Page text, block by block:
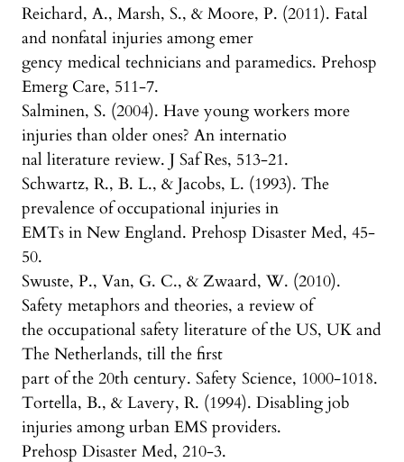
Reichard, A., Marsh, S., & Moore, P. (2011). Fatal
and nonfatal injuries among emer
gency medical technicians and paramedics. Prehosp
Emerg Care, 511-7.
Salminen, S. (2004). Have young workers more
injuries than older ones? An internatio
nal literature review. J Saf Res, 513-21.
Schwartz, R., B. L., & Jacobs, L. (1993). The
prevalence of occupational injuries in
EMTs in New England. Prehosp Disaster Med, 45-
50.
Swuste, P., Van, G. C., & Zwaard, W. (2010).
Safety metaphors and theories, a review of
the occupational safety literature of the US, UK and
The Netherlands, till the first
part of the 20th century. Safety Science, 1000-1018.
Tortella, B., & Lavery, R. (1994). Disabling job
injuries among urban EMS providers.
Prehosp Disaster Med, 210-3.